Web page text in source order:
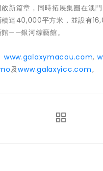
新篇章，同時拓展集團在澳
達40,000平方米，並設有
——銀河綜藝館。
www.galaxymacau.com,
及www.galaxyicc.com。